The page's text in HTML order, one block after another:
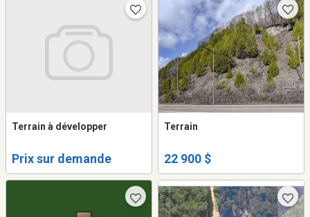
Terrain à développer
Prix sur demande
Terrain
22 900 $